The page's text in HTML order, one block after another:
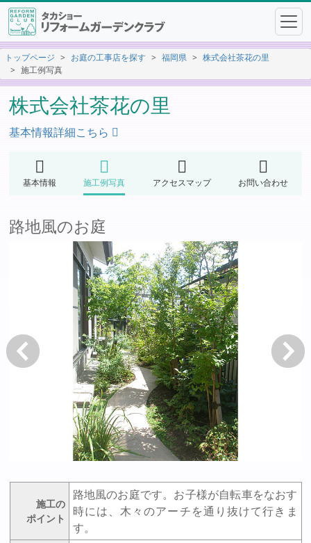
トップページ お庭の工事店を探す 福岡県
株式会社茶花の里
施工例写真
株式会社茶花の里
基本情報詳細こちら
基本情報 施工例写真 アクセスマップ お問い合わせ
路地風のお庭
施工の
ポイント
路地風のお庭です。お子様が自転車をなおす
時には、木々のアーチを通り抜けて行きま
す。